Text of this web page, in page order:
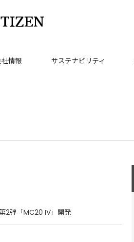
社情報 サステナビリティ
2弾「MC20 IV」開発